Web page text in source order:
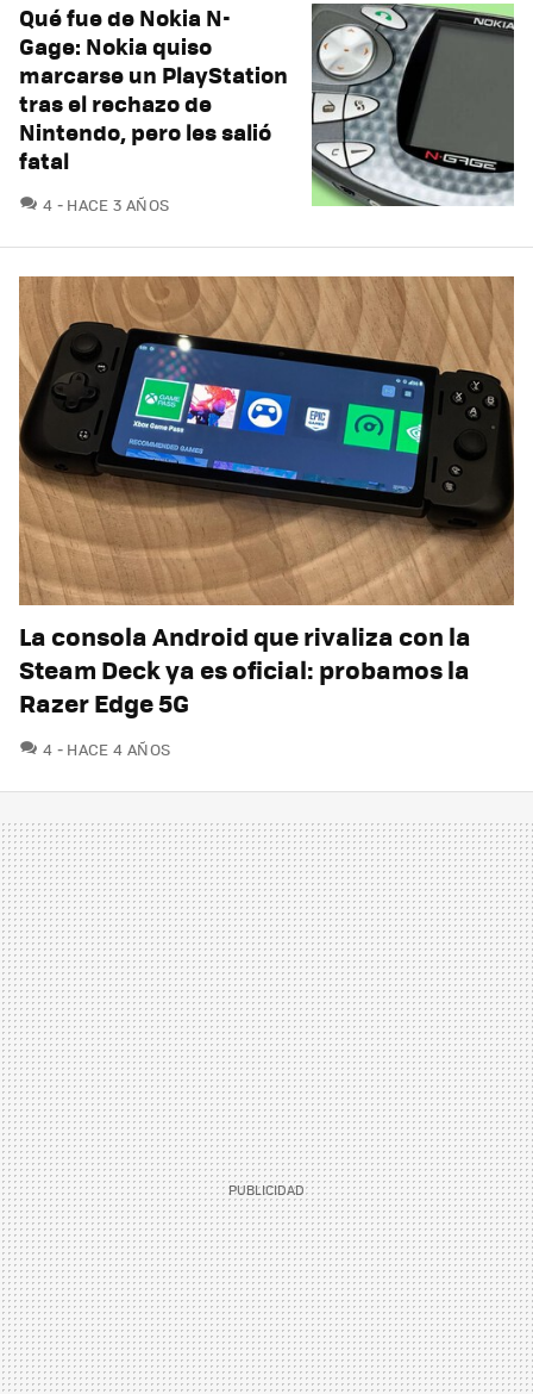
Qué fue de Nokia N-
Gage: Nokia quiso
marcarse un PlayStation
tras el rechazo de
Nintendo, pero les salió
fatal
4 COMENTARIOS
HACE 3 AÑOS
La consola Android que rivaliza con la
Steam Deck ya es oficial: probamos la
Razer Edge 5G
4 COMENTARIOS
HACE 4 AÑOS